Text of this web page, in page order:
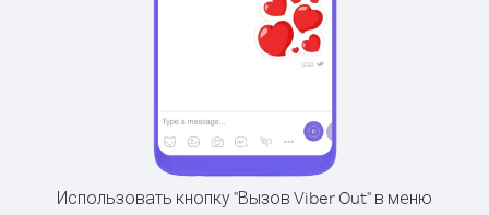
Использовать кнопку "Вызов Viber Out" в меню